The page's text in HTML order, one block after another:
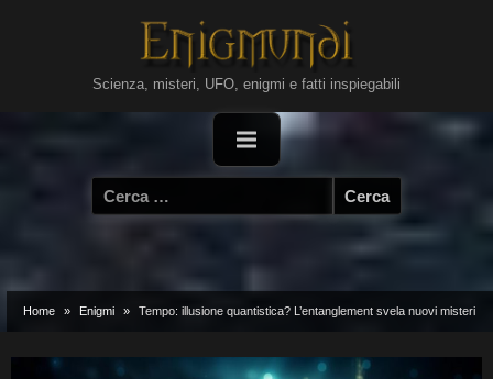
Scienza, misteri, UFO, enigmi e fatti inspiegabili
Ricerca
per:
Home Enigmi Tempo: illusione quantistica? L’entanglement svela nuovi misteri